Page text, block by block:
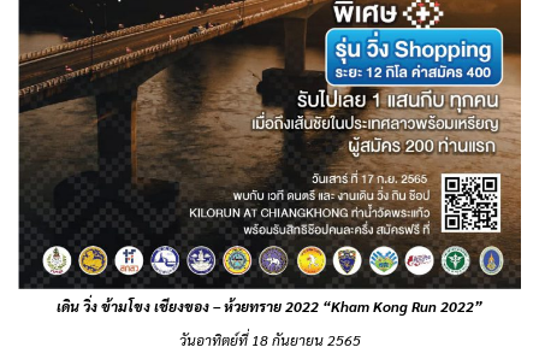
เดิน วิ่ง ข้ามโขง เชียงของ – ห้วยทราย 2022 “Kham Kong Run 2022”
วันอาทิตย์ที่ 18 กันยายน 2565